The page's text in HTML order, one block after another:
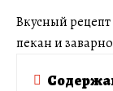
Вкусный
пекан и